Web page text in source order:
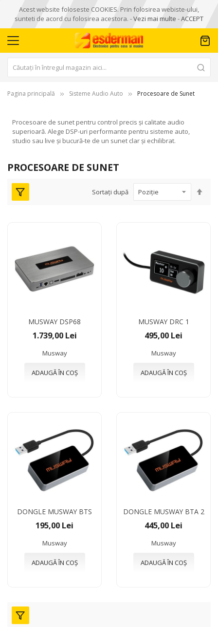
Acest website foloseste COOKIES. Prin folosirea webiste-ului,
sunteti de acord cu folosirea acestora. -Vezi mai multe -ACCEPT
Pagina principală Sisteme Audio Auto Procesoare de Sunet
Procesoare de sunet pentru control precis și calitate audio
superioară. Alege DSP-uri performante pentru sisteme auto,
studio sau live și bucură-te de un sunet clar și echilibrat.
PROCESOARE DE SUNET
Sortați după
MUSWAY DSP68
1.739,00 Lei
Musway
ADAUGĂ ÎN COȘ
MUSWAY DRC 1
495,00 Lei
Musway
ADAUGĂ ÎN COȘ
DONGLE MUSWAY BTS
195,00 Lei
Musway
ADAUGĂ ÎN COȘ
DONGLE MUSWAY BTA 2
445,00 Lei
Musway
ADAUGĂ ÎN COȘ